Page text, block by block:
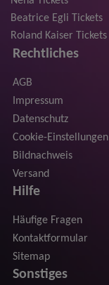
Beatrice Egli Tickets
Roland Kaiser Tickets
Rechtliches
AGB
Impressum
Datenschutz
Cookie-Einstellungen
Bildnachweis
Versand
Hilfe
Häufige Fragen
Kontaktformular
Sitemap
Sonstiges